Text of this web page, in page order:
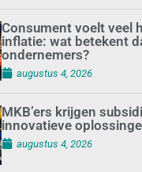
Consument voelt veel
inflatie: wat betekent
ondernemers?
augustus 4, 2026
MKB’ers krijgen
innovatieve
augustus 4, 2026